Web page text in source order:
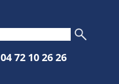
04 72 10 26 26